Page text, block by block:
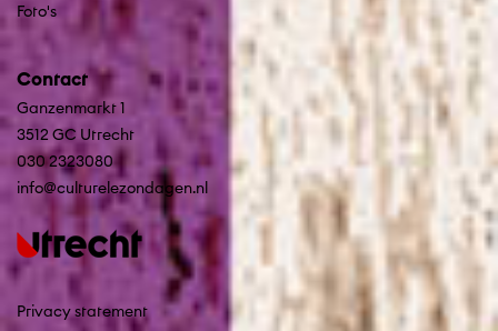
Foto's
Contact
Ganzenmarkt 1
3512 GC Utrecht
030 2323080
info@culturelezondagen.nl
Privacy statement